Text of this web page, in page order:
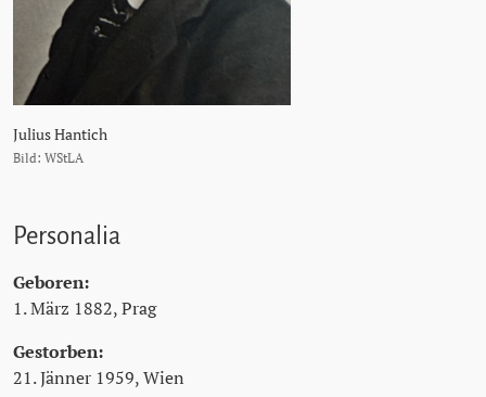
Julius Hantich
Bild: WStLA
Personalia
Geboren:
1. März 1882, Prag
Gestorben:
21. Jänner 1959, Wien